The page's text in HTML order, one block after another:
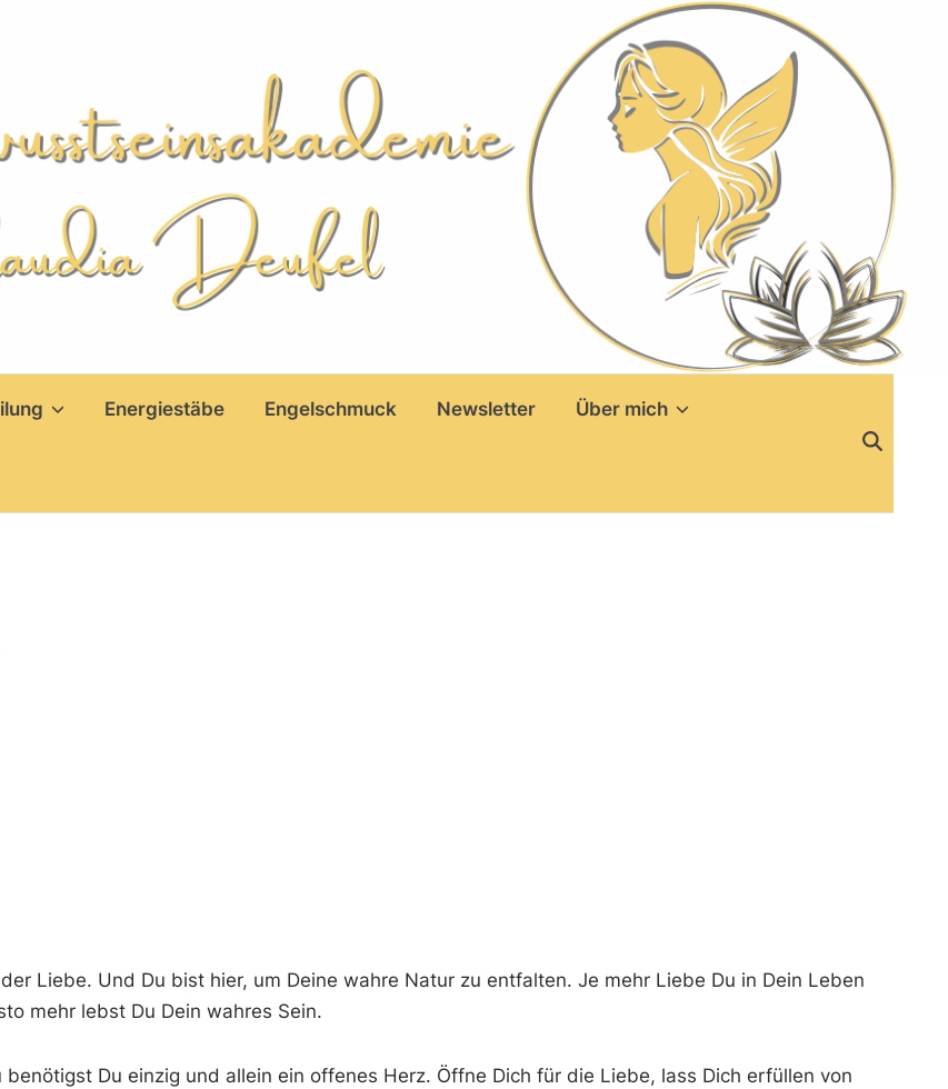
Energiestäbe Engelschmuck Newsletter Über mich
Liebe. Und Du bist hier, um Deine wahre Natur zu entfalten. Je mehr Liebe Du in Dein Leben
mehr lebst Du Dein wahres Sein.
Du einzig und allein ein offenes Herz. Öffne Dich für die Liebe, lass Dich erfüllen von